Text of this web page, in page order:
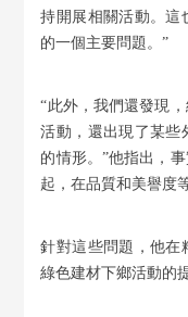
持開展相關活動。這
的一個主要問題。”
“此外，我們還發現
活動，還出現了某些
的情形。”他指出，
起，在品質和美譽度
針對這些問題，他在
綠色建材下鄉活動的